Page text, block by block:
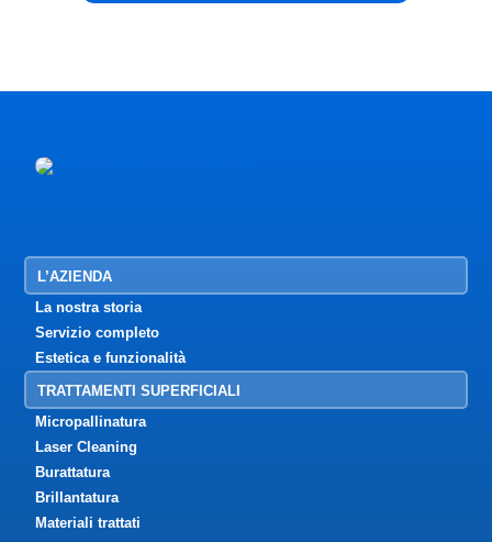
L’AZIENDA
La nostra storia
Servizio completo
Estetica e funzionalità
TRATTAMENTI SUPERFICIALI
Micropallinatura
Laser Cleaning
Burattatura
Brillantatura
Materiali trattati